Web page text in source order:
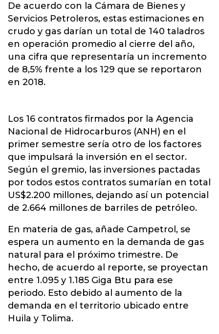
De acuerdo con la Cámara de Bienes y
Servicios Petroleros, estas estimaciones en
crudo y gas darían un total de 140 taladros
en operación promedio al cierre del año,
una cifra que representaría un incremento
de 8,5% frente a los 129 que se reportaron
en 2018.
Los 16 contratos firmados por la Agencia
Nacional de Hidrocarburos (ANH) en el
primer semestre sería otro de los factores
que impulsará la inversión en el sector.
Según el gremio, las inversiones pactadas
por todos estos contratos sumarían en total
US$2.200 millones, dejando así un potencial
de 2.664 millones de barriles de petróleo.
En materia de gas, añade Campetrol, se
espera un aumento en la demanda de gas
natural para el próximo trimestre. De
hecho, de acuerdo al reporte, se proyectan
entre 1.095 y 1.185 Giga Btu para ese
periodo. Esto debido al aumento de la
demanda en el territorio ubicado entre
Huila y Tolima.